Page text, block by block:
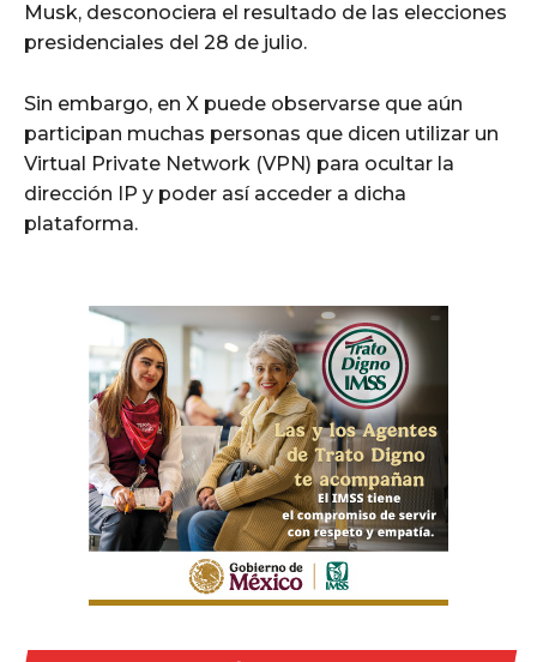
Musk, desconociera el resultado de las elecciones
presidenciales del 28 de julio.
Sin embargo, en X puede observarse que aún
participan muchas personas que dicen utilizar un
Virtual Private Network (VPN) para ocultar la
dirección IP y poder así acceder a dicha
plataforma.